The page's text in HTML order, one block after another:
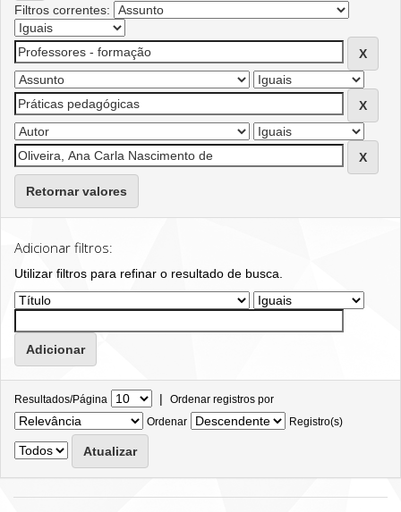
Filtros correntes:
Retornar valores
Adicionar filtros:
Utilizar filtros para refinar o resultado de busca.
Resultados/Página | Ordenar registros por
Ordenar
Registro(s)